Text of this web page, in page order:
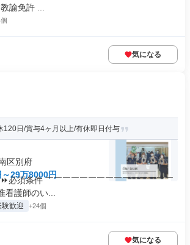
諭免許 ...
気になる
120日/賞与4ヶ月以上/有休即日付与
区別府
29万8000円
必須条件 ￣￣￣￣￣￣￣￣￣￣￣￣￣￣￣
看護師のい...
歓迎 +24個
気になる